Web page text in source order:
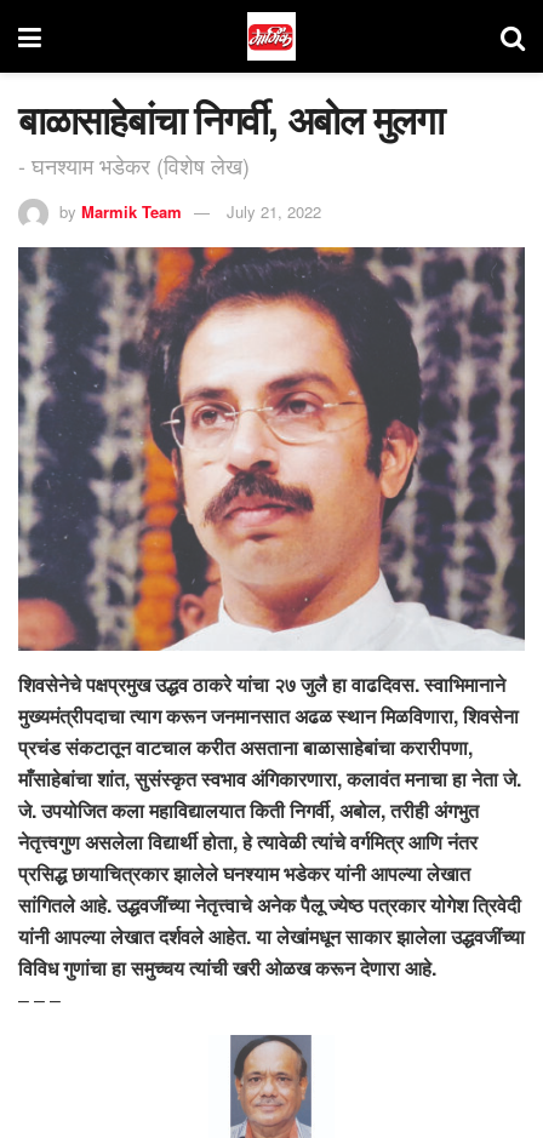
बाळासाहेबांचा निगर्वी, अबोल मुलगा
- घनश्याम भडेकर (विशेष लेख)
by Marmik Team July 21, 2022
शिवसेनेचे पक्षप्रमुख उद्धव ठाकरे यांचा २७ जुलै हा वाढदिवस. स्वाभिमानाने
मुख्यमंत्रीपदाचा त्याग करून जनमानसात अढळ स्थान मिळविणारा, शिवसेना
प्रचंड संकटातून वाटचाल करीत असताना बाळासाहेबांचा करारीपणा,
माँसाहेबांचा शांत, सुसंस्कृत स्वभाव अंगिकारणारा, कलावंत मनाचा हा नेता जे.
जे. उपयोजित कला महाविद्यालयात किती निगर्वी, अबोल, तरीही अंगभुत
नेतृत्त्वगुण असलेला विद्यार्थी होता, हे त्यावेळी त्यांचे वर्गमित्र आणि नंतर
प्रसिद्ध छायाचित्रकार झालेले घनश्याम भडेकर यांनी आपल्या लेखात
सांगितले आहे. उद्धवजींच्या नेतृत्त्वाचे अनेक पैलू ज्येष्ठ पत्रकार योगेश त्रिवेदी
यांनी आपल्या लेखात दर्शवले आहेत. या लेखांमधून साकार झालेला उद्धवजींच्या
विविध गुणांचा हा समुच्चय त्यांची खरी ओळख करून देणारा आहे.
– – –